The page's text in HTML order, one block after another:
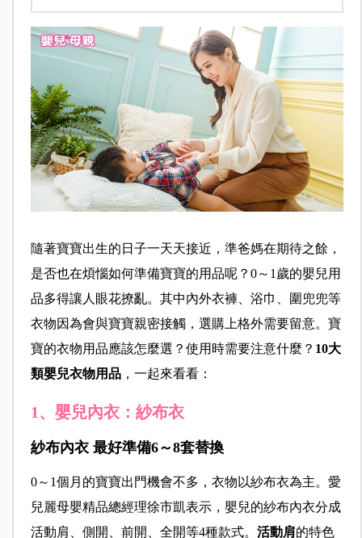
隨著寶寶出生的日子一天天接近，準爸媽在期待之餘，
是否也在煩惱如何準備寶寶的用品呢？0～1歲的嬰兒用
品多得讓人眼花撩亂。其中內外衣褲、浴巾、圍兜兜等
衣物因為會與寶寶親密接觸，選購上格外需要留意。寶
寶的衣物用品應該怎麼選？使用時需要注意什麼？ 10大
類嬰兒衣物用品，一起來看看：
1、嬰兒內衣：紗布衣
紗布內衣 最好準備6～8套替換
0～1個月的寶寶出門機會不多，衣物以紗布衣為主。愛
兒麗母嬰精品總經理徐市凱表示，嬰兒的紗布內衣分成
活動肩、側開、前開、全開等4種款式。 活動肩的特色